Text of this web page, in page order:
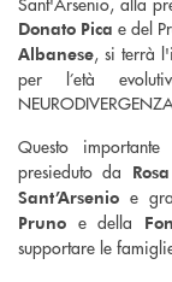
Donato Pica e del
Albanese, si terrà
per l’età
Questo
presieduto da
Sant’Arsenio e
Pruno e della
supportare le